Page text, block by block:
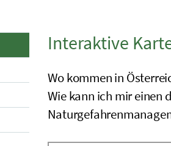
Interaktive
Wo kommen in
Wie kann ich mir einen